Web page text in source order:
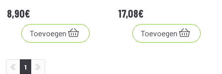
8,90€
Toevoegen
17,08€
Toevoegen
1